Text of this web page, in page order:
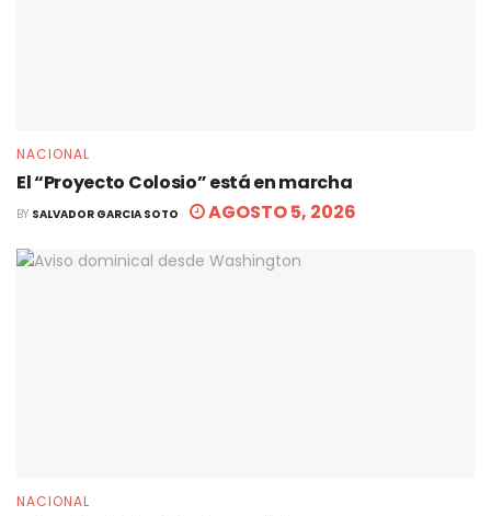
NACIONAL
El “Proyecto Colosio” está en marcha
BY SALVADOR GARCIA SOTO AGOSTO 5, 2026
NACIONAL